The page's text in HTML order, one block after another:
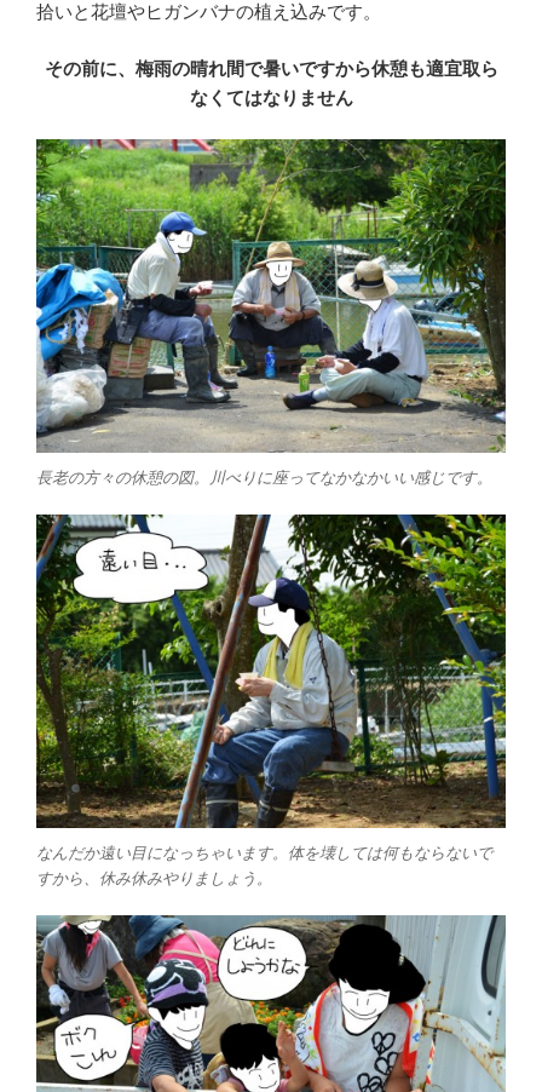
拾いと花壇やヒガンバナの植え込みです。
その前に、梅雨の晴れ間で暑いですから休憩も適宜取ら
なくてはなりません
長老の方々の休憩の図。川べりに座ってなかなかいい感じです。
なんだか遠い目になっちゃいます。体を壊しては何もならないで
すから、休み休みやりましょう。